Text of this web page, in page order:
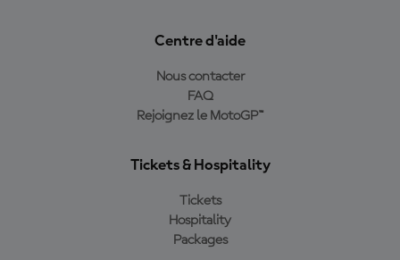
Centre d'aide
Nous contacter
FAQ
Rejoignez le MotoGP™
Tickets & Hospitality
Tickets
Hospitality
Packages